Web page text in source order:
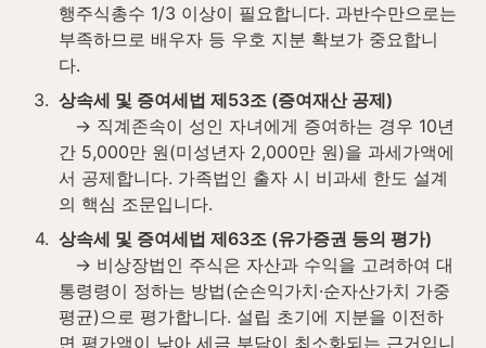
행주식총수 1/3 이상이 필요합니다. 과반수만으로는
부족하므로 배우자 등 우호 지분 확보가 중요합니
다.
3. 상속세 및 증여세법 제53조 (증여재산 공제)
간 5,000만 원(미성년자 2,000만 원)을 과세가액에
서 공제합니다. 가족법인 출자 시 비과세 한도 설계
의 핵심 조문입니다.
4. 상속세 및 증여세법 제63조 (유가증권 등의 평가)
통령령이 정하는 방법(순손익가치·순자산가치 가중
평균)으로 평가합니다. 설립 초기에 지분을 이전하
면 평가액이 낮아 세금 부담이 최소화되는 근거입니